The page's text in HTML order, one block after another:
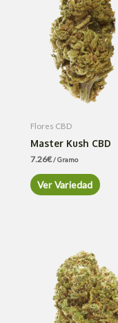
Flores CBD
Master Kush CBD
7.26€/ Gramo
Ver Variedad